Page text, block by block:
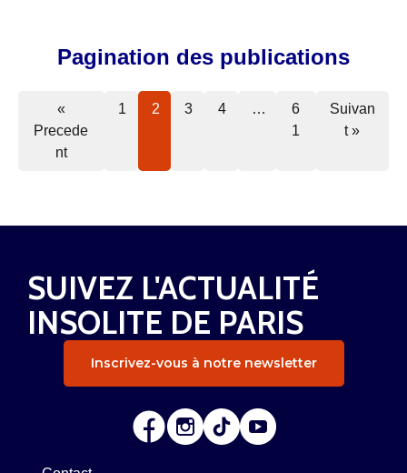
Pagination des publications
«
Precede
nt
1 2 3 4 …
6
1
Suivan
t »
SUIVEZ L'ACTUALITÉ
INSOLITE DE PARIS
Inscrivez-vous à notre newsletter